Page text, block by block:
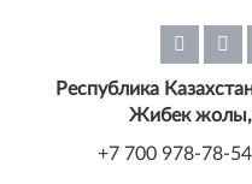
Республика
Жибек жолы,
+7 700 978-78-